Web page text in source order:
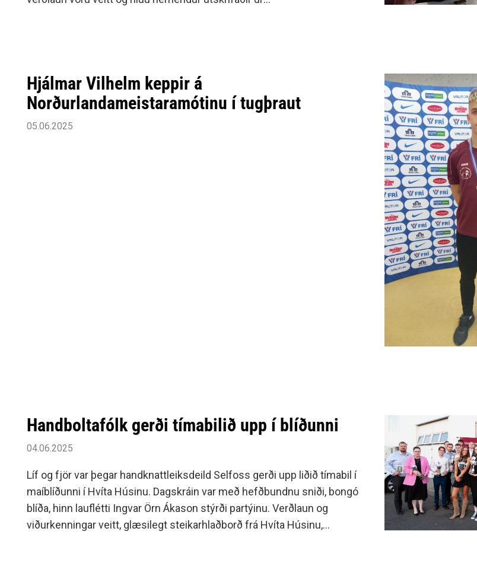
Siðareglur Umf. Selfoss
minjanefndar
Hjálmar Vilhelm keppir á
Norðurlandameistaramótinu í tugþraut
05.06.2025
Handboltafólk gerði tímabilið upp í blíðunni
04.06.2025
Líf og fjör var þegar handknattleiksdeild Selfoss gerði upp liðið tímabil í
maíblíðunni í Hvíta Húsinu. Dagskráin var með hefðbundnu sniði, bongó
blíða, hinn lauflétti Ingvar Örn Ákason stýrði partýinu. Verðlaun og
viðurkenningar veitt, glæsilegt steikarhlaðborð frá Hvíta Húsinu,